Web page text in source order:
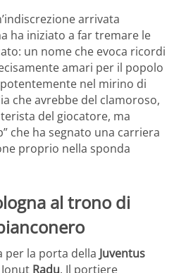
arrivata
ha iniziato a far tremare le
un nome che evoca ricordi
amari per il popolo
nel mirino di
che avrebbe del clamoroso,
del giocatore, ma
che ha segnato una carriera
proprio nella sponda
al trono di
per la porta della Juventus
Radu. Il portiere